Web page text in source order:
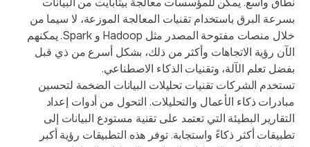
بسرعة البرق باستخدام تقنيات المعالجة الموزعة، لا سيما من
خلال منصات مفتوحة المصدر مثل Hadoop و Spark. يمكنهم
الآن رؤية الاتجاهات وأكثر من ذلك، بشكل أسرع من ذي قبل
بفضل تعلم الآلة، وتقنيات الذكاء الاصطناعي.
تستخدم الشركات تقنيات تحليلات البيانات الضخمة لتحسين
مبادرات ذكاء الأعمال والتحليلات. التحول من أدوات إعداد
التقارير البطيئة التي تعتمد على تقنية مستودع البيانات إلى
تطبيقات أكثر ذكاءً واستجابة. توفر هذه التطبيقات رؤية أكبر